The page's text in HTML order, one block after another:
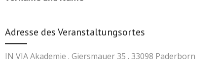
Adresse des Veranstaltungsortes
IN VIA Akademie . Giersmauer 35 . 33098 Paderborn